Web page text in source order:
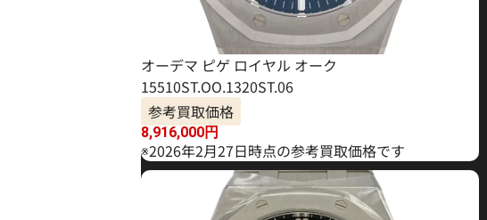
オーデマ ピゲ ロイヤル オーク
15510ST.OO.1320ST.06
参考買取価格
8,916,000円
※2026年2月27日時点の参考買取価格です